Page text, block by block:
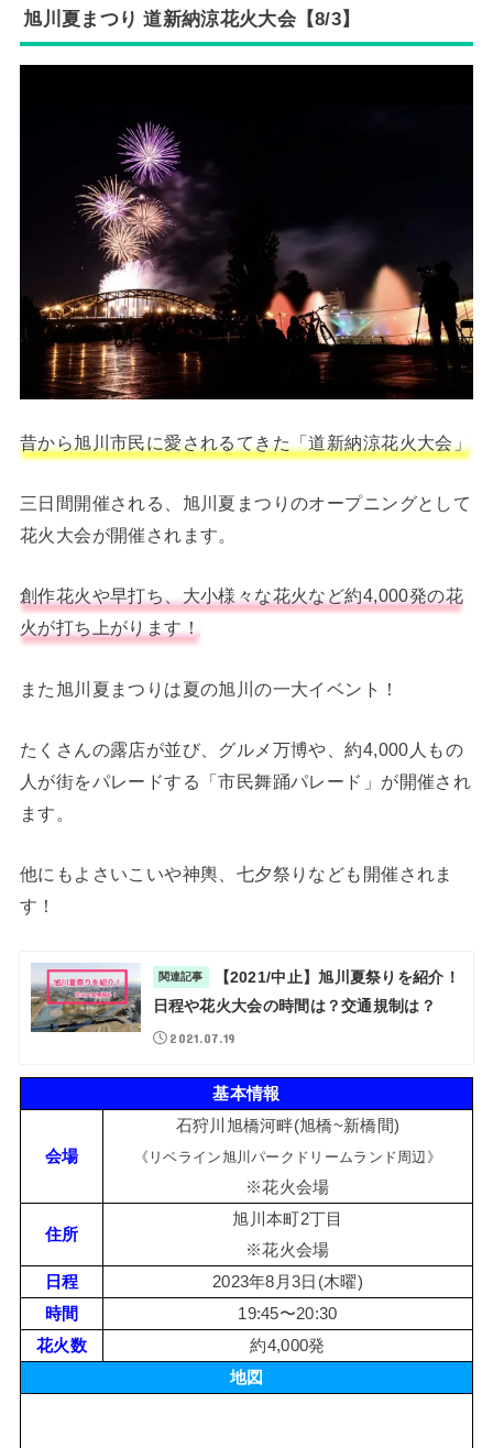
旭川夏まつり 道新納涼花火大会【8/3】
昔から旭川市民に愛されるてきた「道新納涼花火大会」
三日間開催される、旭川夏まつりのオープニングとして
花火大会が開催されます。
創作花火や早打ち、大小様々な花火など約4,000発の花
火が打ち上がります！
また旭川夏まつりは夏の旭川の一大イベント！
たくさんの露店が並び、グルメ万博や、約4,000人もの
人が街をパレードする「市民舞踊パレード」が開催され
ます。
他にもよさいこいや神輿、七夕祭りなども開催されま
す！
関連記事
【2021/中止】旭川夏祭りを紹介！
日程や花火大会の時間は？交通規制は？
2021.07.19
基本情報
会場
石狩川旭橋河畔(旭橋~新橋間)
《リベライン旭川パークドリームランド周辺》
※花火会場
住所
旭川本町2丁目
※花火会場
日程
2023年8月3日(木曜)
時間
19:45〜20:30
花火数
約4,000発
地図